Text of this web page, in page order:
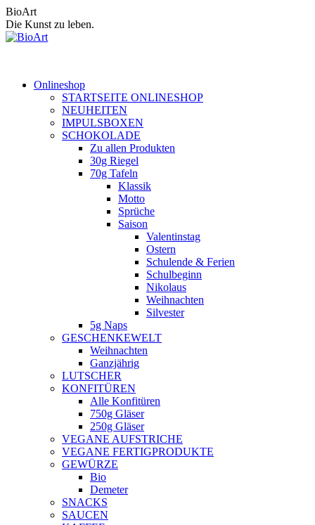
Zum
Inhalt
springen
BioArt
Die Kunst zu leben.
Onlineshop
STARTSEITE ONLINESHOP
NEUHEITEN
IMPULSBOXEN
SCHOKOLADE
Zu allen Produkten
30g Riegel
70g Tafeln
Klassik
Motto
Sprüche
Saison
Valentinstag
Ostern
Schulende & Ferien
Schulbeginn
Nikolaus
Weihnachten
Silvester
5g Naps
GESCHENKEWELT
Weihnachten
Ganzjährig
LUTSCHER
KONFITÜREN
Alle Konfitüren
750g Gläser
250g Gläser
VEGANE AUFSTRICHE
VEGANE FERTIGPRODUKTE
GEWÜRZE
Bio
Demeter
SNACKS
SAUCEN